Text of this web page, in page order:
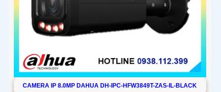
CAMERA IP 8.0MP DAHUA DH-IPC-HFW3849T-ZAS-IL-BLACK